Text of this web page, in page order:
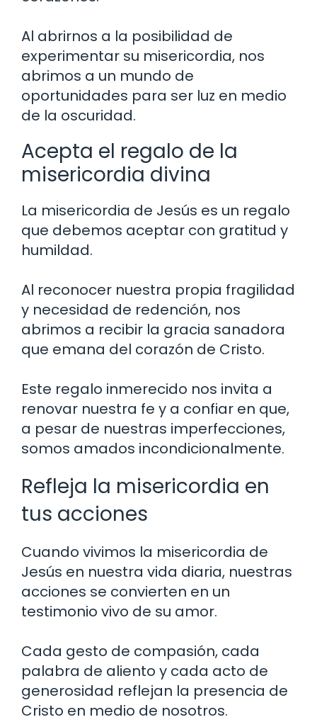
Al abrirnos a la posibilidad de
experimentar su misericordia, nos
abrimos a un mundo de
oportunidades para ser luz en medio
de la oscuridad.
Acepta el regalo de la
misericordia divina
La misericordia de Jesús es un regalo
que debemos aceptar con gratitud y
humildad.
Al reconocer nuestra propia fragilidad
y necesidad de redención, nos
abrimos a recibir la gracia sanadora
que emana del corazón de Cristo.
Este regalo inmerecido nos invita a
renovar nuestra fe y a confiar en que,
a pesar de nuestras imperfecciones,
somos amados incondicionalmente.
Refleja la misericordia en
tus acciones
Cuando vivimos la misericordia de
Jesús en nuestra vida diaria, nuestras
acciones se convierten en un
testimonio vivo de su amor.
Cada gesto de compasión, cada
palabra de aliento y cada acto de
generosidad reflejan la presencia de
Cristo en medio de nosotros.